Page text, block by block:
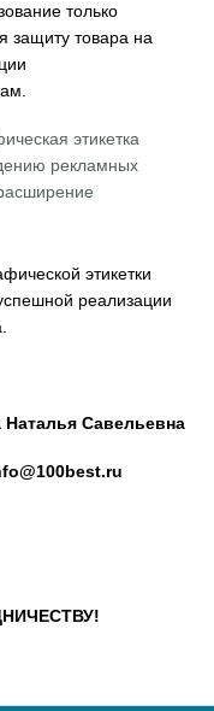
только
защиту товара на
этикетка
рекламных
этикетки
реализации
Савельевна
@100best.ru